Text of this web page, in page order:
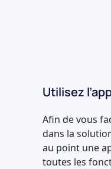
Utilisez
Afin de vous
dans la
au point une
toutes les